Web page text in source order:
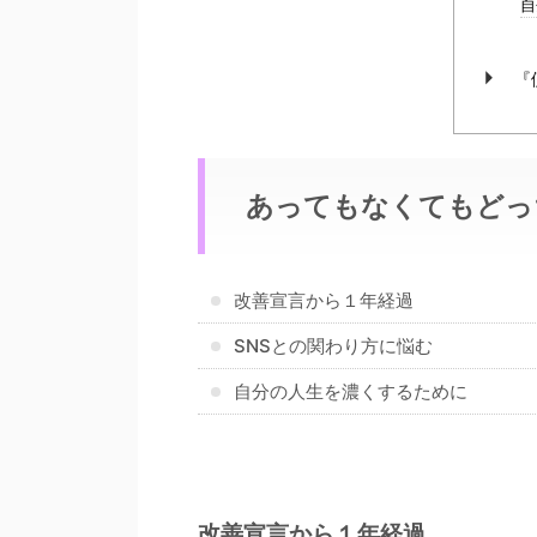
あってもなくてもど
改善宣言から１年経過
SNSとの関わり方に悩む
自分の人生を濃くするために